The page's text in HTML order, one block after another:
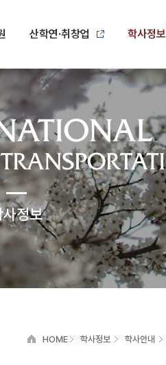
산학연·취창업 학사정보
사정보
HOME 학사정보 학사안내